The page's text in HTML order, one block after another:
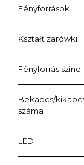
Fényforrások
Kształt zarówki
Fényforrás színe
Bekapcs/
száma
LED